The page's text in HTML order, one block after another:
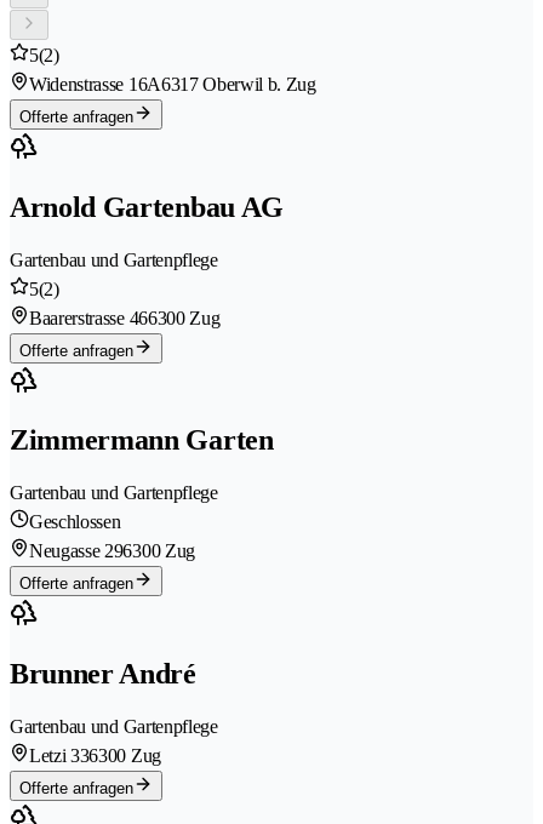
5(2)
Widenstrasse 16A6317 Oberwil b. Zug
Offerte anfragen
Arnold Gartenbau AG
Gartenbau und Gartenpflege
5(2)
Baarerstrasse 466300 Zug
Offerte anfragen
Zimmermann Garten
Gartenbau und Gartenpflege
Geschlossen
Neugasse 296300 Zug
Offerte anfragen
Brunner André
Gartenbau und Gartenpflege
Letzi 336300 Zug
Offerte anfragen